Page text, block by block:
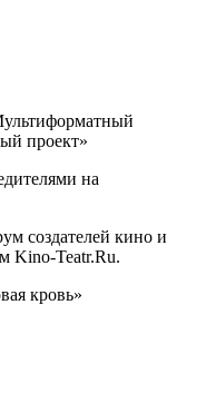
проект»
на
создателей кино и
Kino-Teatr.Ru.
кровь»